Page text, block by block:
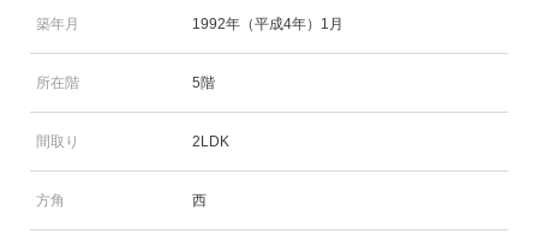
築年月 1992年（平成4年）1月
所在階 5階
間取り 2LDK
方角 西